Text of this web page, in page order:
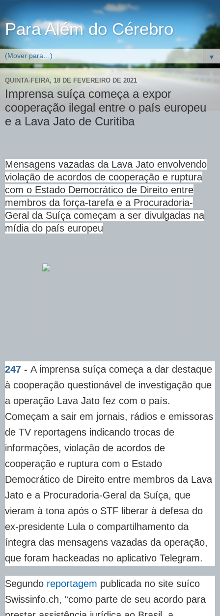
Para Além do Cérebro
▼
QUINTA-FEIRA, 18 DE FEVEREIRO DE 2021
Imprensa suíça começa a expor
cooperação ilegal entre o país europeu
e a Lava Jato de Curitiba
Mensagens vazadas da Lava Jato envolvendo
violação de acordos de cooperação e ruptura
com o Estado Democrático de Direito entre
membros da força-tarefa e a Procuradoria-
Geral da Suíça começam a ser divulgadas na
mídia do país europeu
247 - A imprensa suíça começa a dar destaque
à cooperação questionável de investigação que
a operação Lava Jato fez com o país.
Começam a sair em jornais, rádios e emissoras
de TV reportagens indicando trocas de
informações, violação de acordos de
cooperação e ruptura com o Estado
Democrático de Direito entre membros da Lava
Jato e a Procuradoria-Geral da Suíça, que
vieram à tona após o STF liberar à defesa do
ex-presidente Lula o compartilhamento da
íntegra das mensagens vazadas da operação,
que foram hackeadas no aplicativo Telegram.
Segundo reportagem publicada no site suíco
Swissinfo.ch, “como parte de seu acordo para